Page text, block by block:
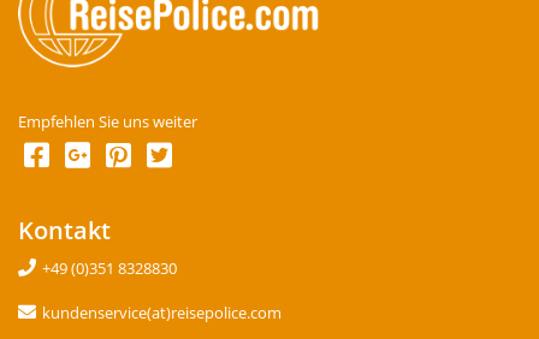
Empfehlen Sie uns weiter
Kontakt
+49 (0)351 8328830
kundenservice(at)reisepolice.com